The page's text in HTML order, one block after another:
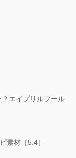
エイプリルフール
素材［5.4］